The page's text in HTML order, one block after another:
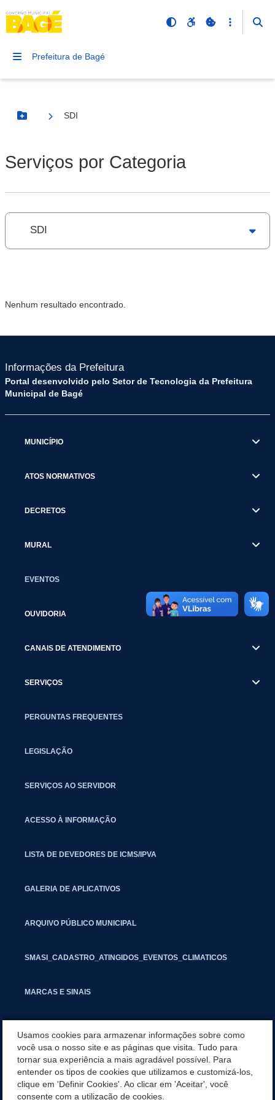
Prefeitura de Bagé
Botão Menu
SDI
Serviços por Categoria
SDI
Nenhum resultado encontrado.
Informações da Prefeitura
Portal desenvolvido pelo Setor de Tecnologia da Prefeitura
Municipal de Bagé
MUNICÍPIO
ATOS NORMATIVOS
DECRETOS
MURAL
EVENTOS
OUVIDORIA
CANAIS DE ATENDIMENTO
SERVIÇOS
PERGUNTAS FREQUENTES
LEGISLAÇÃO
SERVIÇOS AO SERVIDOR
ACESSO À INFORMAÇÃO
LISTA DE DEVEDORES DE ICMS/IPVA
GALERIA DE APLICATIVOS
ARQUIVO PÚBLICO MUNICIPAL
SMASI_CADASTRO_ATINGIDOS_EVENTOS_CLIMATICOS
MARCAS E SINAIS
SEGUNDA VIA IPTU
CATEGORIAS
Usamos cookies para armazenar informações sobre como
você usa o nosso site e as páginas que visita. Tudo para
tornar sua experiência a mais agradável possível. Para
entender os tipos de cookies que utilizamos e customizá-los,
clique em 'Definir Cookies'. Ao clicar em 'Aceitar', você
consente com a utilização de cookies.